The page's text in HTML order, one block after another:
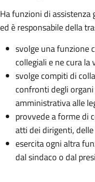
Ha funzioni di
ed è responsabile della
svolge una funzione
collegiali e ne cura la
svolge compiti di
confronti degli
amministrativa alle
provvede a forme di
atti dei dirigenti,
esercita ogni altra
dal sindaco o dal